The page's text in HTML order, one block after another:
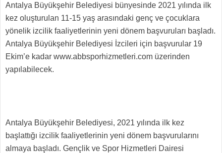
Antalya Büyükşehir Belediyesi bünyesinde 2021 yılında ilk
kez oluşturulan 11-15 yaş arasındaki genç ve çocuklara
yönelik izcilik faaliyetlerinin yeni dönem başvuruları başladı.
Antalya Büyükşehir Belediyesi İzcileri için başvurular 19
Ekim’e kadar www.abbsporhizmetleri.com üzerinden
yapılabilecek.
Antalya Büyükşehir Belediyesi, 2021 yılında ilk kez
başlattığı izcilik faaliyetlerinin yeni dönem başvurularını
almaya başladı. Gençlik ve Spor Hizmetleri Dairesi